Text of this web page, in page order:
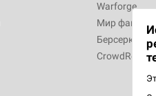
Warforge
Мир
Берсерк